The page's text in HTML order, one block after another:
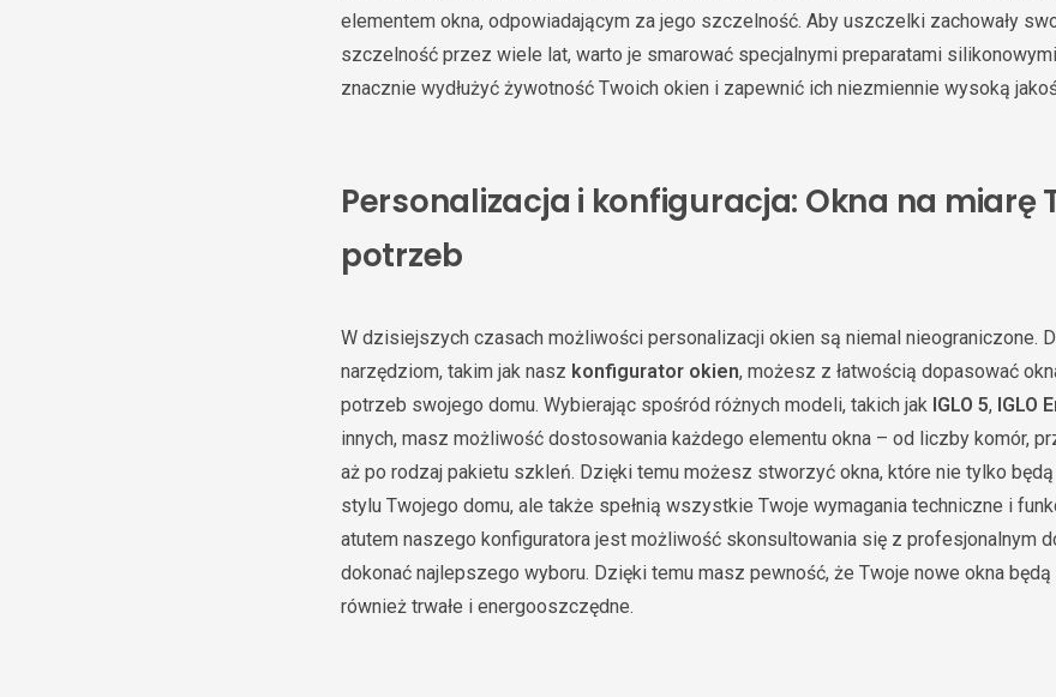
elementem okna, odpowiadającym za jego szczelność. Aby uszczelki zachowały
szczelność przez wiele lat, warto je smarować specjalnymi preparatami
znacznie wydłużyć żywotność Twoich okien i zapewnić ich niezmiennie wysoką
Personalizacja i konfiguracja: Okna na miarę
potrzeb
W dzisiejszych czasach możliwości personalizacji okien są niemal nieograniczone.
narzędziom, takim jak nasz konfigurator okien, możesz z łatwością dopasować
potrzeb swojego domu. Wybierając spośród różnych modeli, takich jak IGLO 5, IGLO
innych, masz możliwość dostosowania każdego elementu okna – od liczby komór,
aż po rodzaj pakietu szkleń. Dzięki temu możesz stworzyć okna, które nie tylko
stylu Twojego domu, ale także spełnią wszystkie Twoje wymagania techniczne i
atutem naszego konfiguratora jest możliwość skonsultowania się z profesjonalnym
dokonać najlepszego wyboru. Dzięki temu masz pewność, że Twoje nowe okna
również trwałe i energooszczędne.